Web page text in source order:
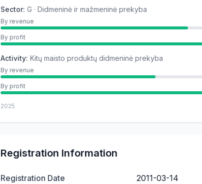
Sector: G · Didmeninė ir mažmeninė prekyba
By revenue
By profit
Activity: Kitų maisto produktų didmeninė prekyba
By revenue
By profit
2025
Registration Information
Registration Date 2011-03-14